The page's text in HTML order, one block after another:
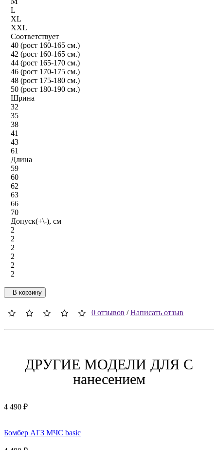
L
XL
XXL
Соответствует
40 (рост 160-165 см.)
42 (рост 160-165 см.)
44 (рост 165-170 см.)
46 (рост 170-175 см.)
48 (рост 175-180 см.)
50 (рост 180-190 см.)
Шрина
32
35
38
41
43
61
Длина
59
60
62
63
66
70
Допуск(+\-), см
2
2
2
2
2
2
В корзину
0 отзывов /Написать отзыв
ДРУГИЕ МОДЕЛИ ДЛЯ C
нанесением
4 490 ₽
Бомбер АГЗ МЧС basic